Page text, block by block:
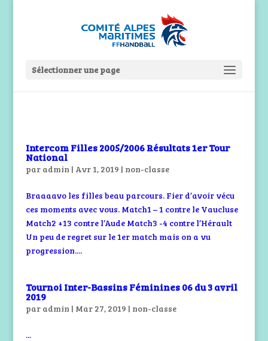
Sélectionner une page
Intercom Filles 2005/2006 Résultats 1er Tour
National
par admin | Avr 1, 2019 | non-classe
Braaaavo les filles beau parcours. Fier d’avoir vécu
ces moments avec vous. Match1 – 1 contre le Vaucluse
Match2 +13 contre l’Aude Match3 -4 contre l’Hérault
Un peu de regret sur le 1er match mais on a vu
progression....
Tournoi Inter-Bassins Féminines 06 du 3 avril
2019
par admin | Mar 27, 2019 | non-classe
...